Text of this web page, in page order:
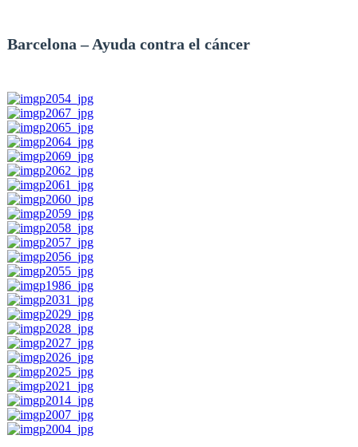
Barcelona – Ayuda contra el cáncer